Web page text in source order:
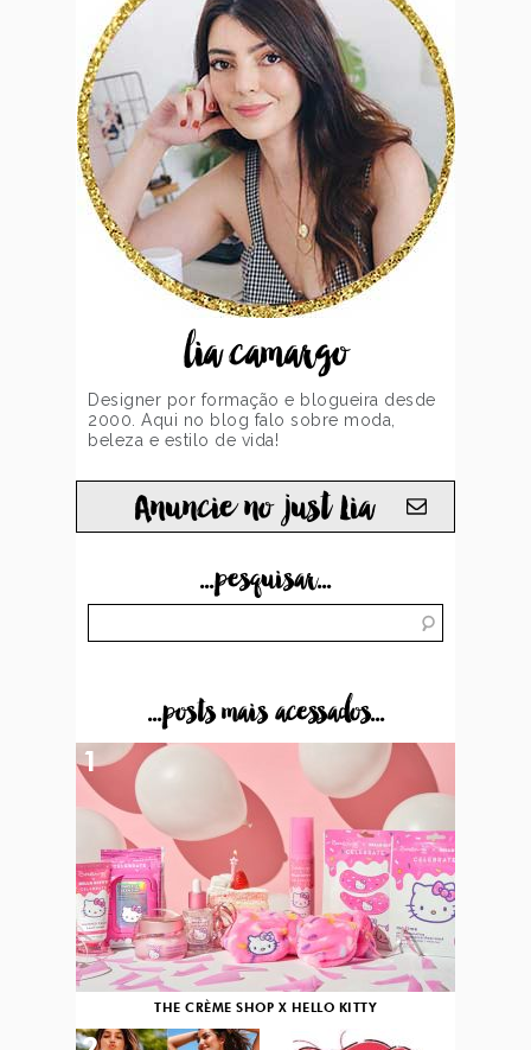
lia camargo
Designer por formação e blogueira desde
2000. Aqui no blog falo sobre moda,
beleza e estilo de vida!
Anuncie no just Lia
...pesquisar...
...posts mais acessados...
THE CRÈME SHOP X HELLO KITTY
1